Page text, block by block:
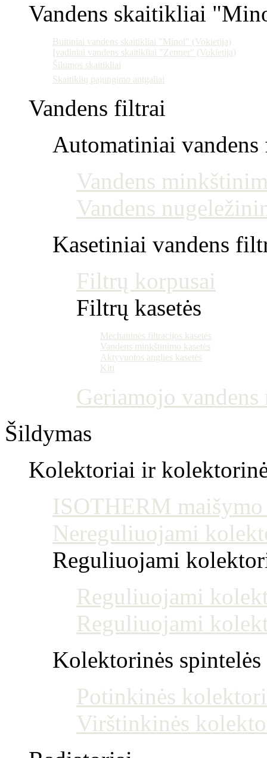
Vandens skaitikliai
Buitiniai vandens skaitikliai "Minol" (Vokietija)
Įvadiniai vandens skaitikliai "Zenner" (Vokietija)
Šilumos skaitikliai
Skaitiklių pajungimo antgaliai
Vandens filtrai
Automatiniai
Vandens
Vandens
Kasetiniai vandens
Filtrų korpusai
Filtrų kasetės
Mechaninės filtracijos kasetės
Vandens minkštinimo kasetės
Aktyvuotos anglies kasetės
Kiti
Geriamojo
Šildymas
Kolektoriai ir
ISOTHERM
Nereguliuojami
Reguliuojami
Reguliuojami
Reguliuojami
Kolektorinės spintelės
Potinkinės
Virštinkinės